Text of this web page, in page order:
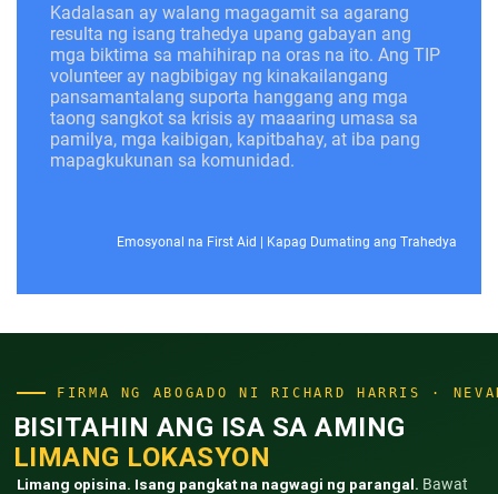
Kadalasan ay walang magagamit sa agarang
resulta ng isang trahedya upang gabayan ang
mga biktima sa mahihirap na oras na ito. Ang TIP
volunteer ay nagbibigay ng kinakailangang
pansamantalang suporta hanggang ang mga
taong sangkot sa krisis ay maaaring umasa sa
pamilya, mga kaibigan, kapitbahay, at iba pang
mapagkukunan sa komunidad.
Emosyonal na First Aid | Kapag Dumating ang Trahedya
FIRMA NG ABOGADO NI RICHARD HARRIS ·
BISITAHIN ANG ISA SA AMING
LIMANG LOKASYON
Limang opisina. Isang pangkat na nagwagi ng parangal. Bawat